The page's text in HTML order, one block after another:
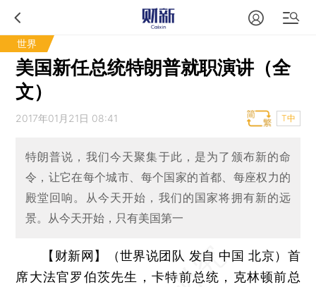
世界
美国新任总统特朗普就职演讲（全
文）
2017年01月21日 08:41 T中
特朗普说，我们今天聚集于此，是为了颁布新的命
令，让它在每个城市、每个国家的首都、每座权力的
殿堂回响。从今天开始，我们的国家将拥有新的远
景。从今天开始，只有美国第一
【财新网】（世界说团队 发自 中国 北京） 首
席大法官罗伯茨先生，卡特前总统，克林顿前总